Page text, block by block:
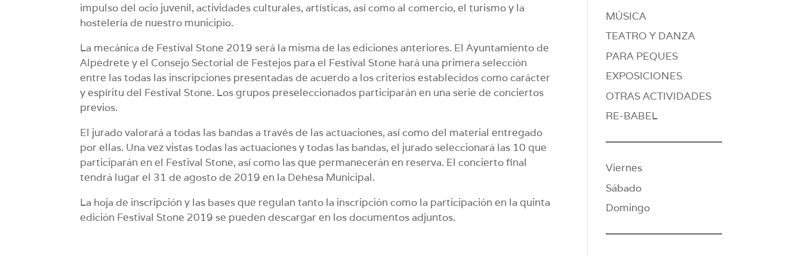
impulso del ocio juvenil, actividades culturales, artísticas, así como al comercio, el turismo y la
hostelería de nuestro municipio.
La mecánica de Festival Stone 2019 será la misma de las ediciones anteriores. El Ayuntamiento de
Alpedrete y el Consejo Sectorial de Festejos para el Festival Stone hará una primera selección
entre las todas las inscripciones presentadas de acuerdo a los criterios establecidos como carácter
y espíritu del Festival Stone. Los grupos preseleccionados participarán en una serie de conciertos
previos.
El jurado valorará a todas las bandas a través de las actuaciones, así como del material entregado
por ellas. Una vez vistas todas las actuaciones y todas las bandas, el jurado seleccionará las 10 que
participarán en el Festival Stone, así como las que permanecerán en reserva. El concierto final
tendrá lugar el 31 de agosto de 2019 en la Dehesa Municipal.
La hoja de inscripción y las bases que regulan tanto la inscripción como la participación en la quinta
edición Festival Stone 2019 se pueden descargar en los documentos adjuntos.
MÚSICA
TEATRO Y DANZA
PARA PEQUES
EXPOSICIONES
OTRAS ACTIVIDADES
RE-BABEL
Viernes
Sábado
Domingo